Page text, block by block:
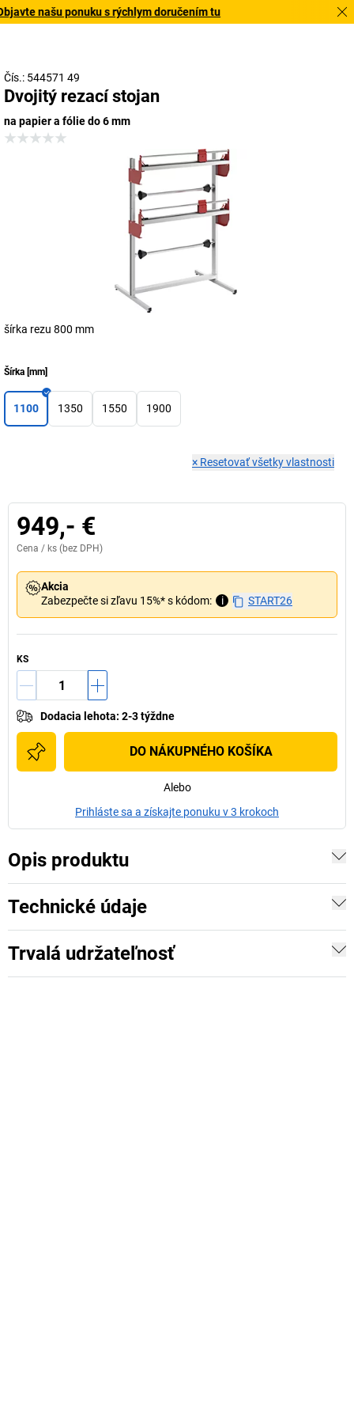
našu ponuku s rýchlym doručením tu
Čís.: 544571 49
Dvojitý rezací stojan
na papier a fólie do 6 mm
šírka rezu 800 mm
Šírka [mm]
1100 1350 1550 1900
× Resetovať všetky vlastnosti
949,- €
Cena / ks (bez DPH)
Akcia
Zabezpečte si zľavu 15%* s kódom:
i START26
KS
Dodacia lehota: 2-3 týždne
DO NÁKUPNÉHO KOŠÍKA
Alebo
Prihláste sa a získajte ponuku v 3 krokoch
Opis produktu
Technické údaje
Trvalá udržateľnosť